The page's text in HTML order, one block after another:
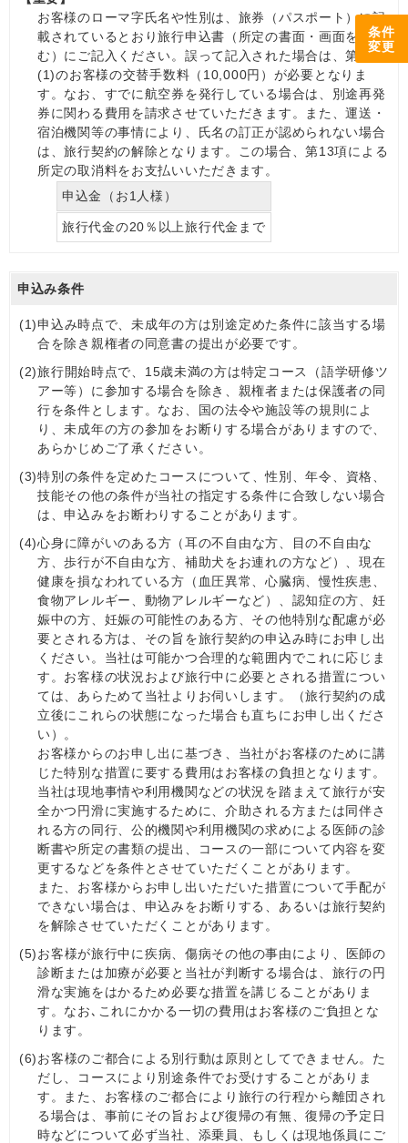
条件
変更
お客様のローマ字氏名や性別は、旅券（パスポート）に記
載されているとおり旅行申込書（所定の書面・画面を含
む）にご記入ください。誤って記入された場合は、第12項
(1)のお客様の交替手数料（10,000円）が必要となりま
す。なお、すでに航空券を発行している場合は、別途再発
券に関わる費用を請求させていただきます。また、運送・
宿泊機関等の事情により、氏名の訂正が認められない場合
は、旅行契約の解除となります。この場合、第13項による
所定の取消料をお支払いいただきます。
申込金（お1人様）
旅行代金の20％以上旅行代金まで
申込み条件
(1)申込み時点で、未成年の方は別途定めた条件に該当する場
合を除き親権者の同意書の提出が必要です。
(2)旅行開始時点で、15歳未満の方は特定コース（語学研修ツ
アー等）に参加する場合を除き、親権者または保護者の同
行を条件とします。なお、国の法令や施設等の規則によ
り、未成年の方の参加をお断りする場合がありますので、
あらかじめご了承ください。
(3)特別の条件を定めたコースについて、性別、年令、資格、
技能その他の条件が当社の指定する条件に合致しない場合
は、申込みをお断わりすることがあります。
(4)心身に障がいのある方（耳の不自由な方、目の不自由な
方、歩行が不自由な方、補助犬をお連れの方など）、現在
健康を損なわれている方（血圧異常、心臓病、慢性疾患、
食物アレルギー、動物アレルギーなど）、認知症の⽅、妊
娠中の方、妊娠の可能性のある方、その他特別な配慮が必
要とされる方は、その旨を旅行契約の申込み時にお申し出
ください。当社は可能かつ合理的な範囲内でこれに応じま
す。お客様の状況および旅行中に必要とされる措置につい
ては、あらためて当社よりお伺いします。（旅行契約の成
立後にこれらの状態になった場合も直ちにお申し出くださ
い）。
お客様からのお申し出に基づき、当社がお客様のために講
じた特別な措置に要する費用はお客様の負担となります。
当社は現地事情や利用機関などの状況を踏まえて旅行が安
全かつ円滑に実施するために、介助される方または同伴さ
れる方の同行、公的機関や利用機関の求めによる医師の診
断書や所定の書類の提出、コースの一部について内容を変
更するなどを条件とさせていただくことがあります。
また、お客様からお申し出いただいた措置について手配が
できない場合は、申込みをお断りする、あるいは旅行契約
を解除させていただくことがあります。
(5)お客様が旅行中に疾病、傷病その他の事由により、医師の
診断または加療が必要と当社が判断する場合は、旅行の円
滑な実施をはかるため必要な措置を講じることがありま
す。なお､これにかかる一切の費用はお客様のご負担とな
ります。
(6)お客様のご都合による別行動は原則としてできません。た
だし、コースにより別途条件でお受けすることがありま
す。また、お客様のご都合により旅行の行程から離団され
る場合は、事前にその旨および復帰の有無、復帰の予定日
時などについて必ず当社、添乗員、もしくは現地係員にご